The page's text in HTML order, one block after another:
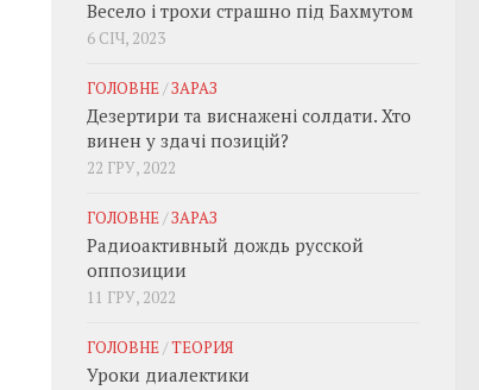
Весело і трохи страшно під Бахмутом
6 СІЧ, 2023
ГОЛОВНЕ/ЗАРАЗ
Дезертири та виснажені солдати. Хто
винен у здачі позицій?
22 ГРУ, 2022
ГОЛОВНЕ/ЗАРАЗ
Радиоактивный дождь русской
оппозиции
11 ГРУ, 2022
ГОЛОВНЕ/ТЕОРИЯ
Уроки диалектики